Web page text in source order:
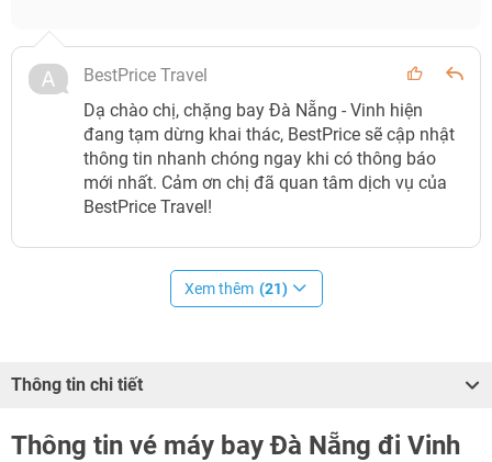
BestPrice Travel
Dạ chào chị, chặng bay Đà Nẵng - Vinh hiện
đang tạm dừng khai thác, BestPrice sẽ cập nhật
thông tin nhanh chóng ngay khi có thông báo
mới nhất. Cảm ơn chị đã quan tâm dịch vụ của
BestPrice Travel!
Xem thêm (21)
Thông tin chi tiết
Thông tin vé máy bay Đà Nẵng đi Vinh